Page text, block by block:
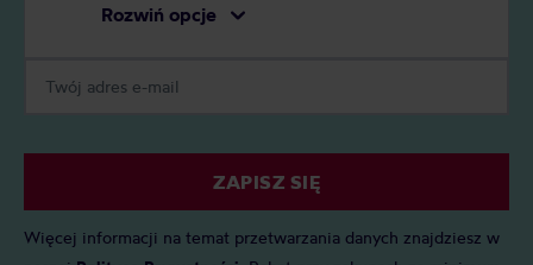
Rozwiń opcje
ZAPISZ SIĘ
Więcej informacji na temat przetwarzania danych znajdziesz w